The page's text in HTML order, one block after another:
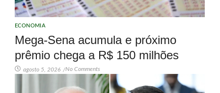
ECONOMIA
Mega-Sena acumula e próximo
prêmio chega a R$ 150 milhões
agosto 5, 2026 /No Comments